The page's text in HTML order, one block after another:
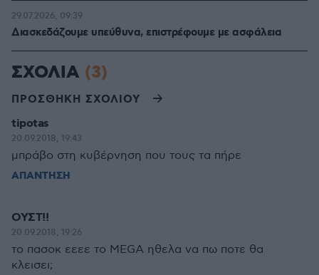
Διασκεδάζουμε υπεύθυνα, επιστρέφουμε με ασφάλεια
29.07.2026, 09:39
ΣΧΟΛΙΑ (3)
ΠΡΟΣΘΗΚΗ ΣΧΟΛΙΟΥ
tipotas
20.09.2018, 19:43
μπράβο στη κυβέρνηση που τους τα πήρε
ΑΠΑΝΤΗΣΗ
ΟΥΣΤ!!
20.09.2018, 19:26
το πασοκ εεεε το MEGA ηθελα να πω ποτε θα
κλεισει;